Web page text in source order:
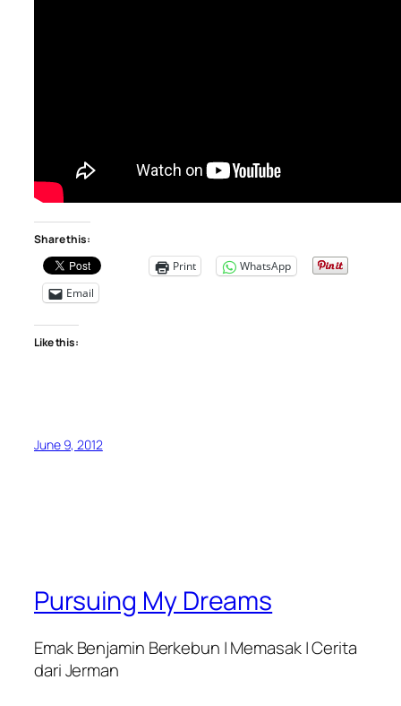
Share this:
Print
WhatsApp
Email
Like this:
June 9, 2012
Pursuing My Dreams
Emak Benjamin Berkebun | Memasak | Cerita
dari Jerman